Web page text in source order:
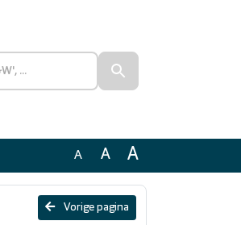
A A A
Vorige pagina